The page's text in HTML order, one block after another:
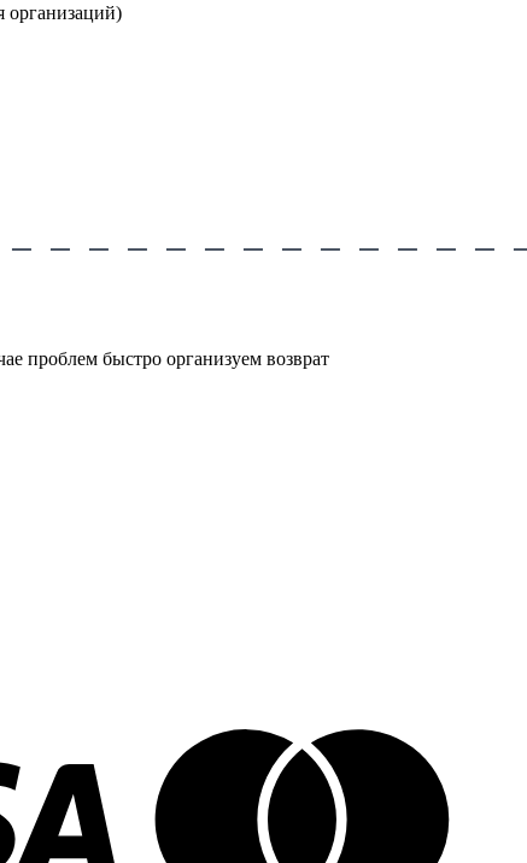
организаций)
проблем быстро организуем возврат